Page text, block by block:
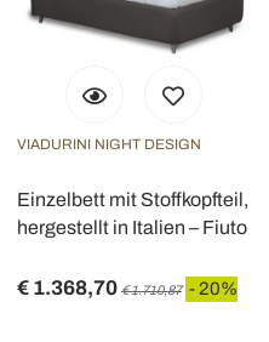
VIADURINI NIGHT DESIGN
Einzelbett mit Stoffkopfteil,
hergestellt in Italien – Fiuto
€ 1.368,70 € 1.710,87 - 20%